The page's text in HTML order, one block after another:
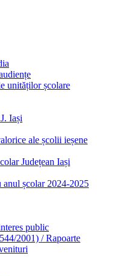
unităților școlare
Iași
ale școlii ieșene
Județean Iași
școlar 2024-2025
public
2001) / Rapoarte